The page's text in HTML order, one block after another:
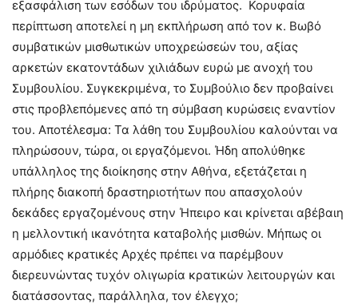
εξασφάλιση των εσόδων του ιδρύματος. Κορυφαία
περίπτωση αποτελεί η μη εκπλήρωση από τον κ. Βωβό
συμβατικών μισθωτικών υποχρεώσεών του, αξίας
αρκετών εκατοντάδων χιλιάδων ευρώ με ανοχή του
Συμβουλίου. Συγκεκριμένα, το Συμβούλιο δεν προβαίνει
στις προβλεπόμενες από τη σύμβαση κυρώσεις εναντίον
του. Αποτέλεσμα: Τα λάθη του Συμβουλίου καλούνται να
πληρώσουν, τώρα, οι εργαζόμενοι. Ήδη απολύθηκε
υπάλληλος της διοίκησης στην Αθήνα, εξετάζεται η
πλήρης διακοπή δραστηριοτήτων που απασχολούν
δεκάδες εργαζομένους στην Ήπειρο και κρίνεται αβέβαιη
η μελλοντική ικανότητα καταβολής μισθών. Μήπως οι
αρμόδιες κρατικές Αρχές πρέπει να παρέμβουν
διερευνώντας τυχόν ολιγωρία κρατικών λειτουργών και
διατάσσοντας, παράλληλα, τον έλεγχο;